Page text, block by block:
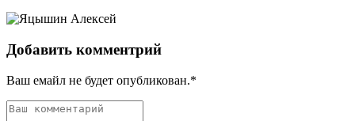
Добавить комментрий
Ваш емайл не будет опубликован.*